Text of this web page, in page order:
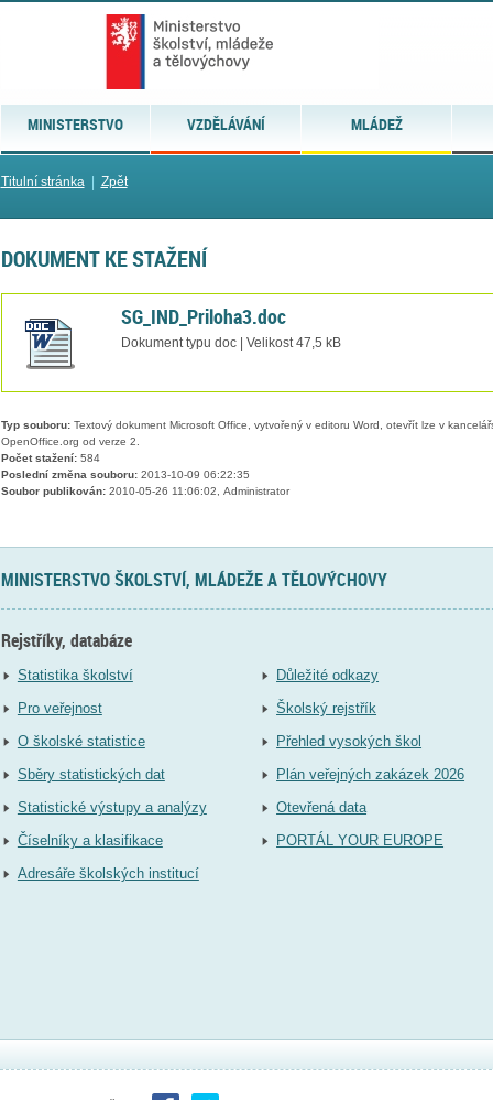
MINISTERSTVO VZDĚLÁVÁNÍ MLÁDEŽ
Titulní stránka| Zpět
DOKUMENT KE STAŽENÍ
SG_IND_Priloha3.doc
Dokument typu doc | Velikost 47,5 kB
Typ souboru:Textový dokument Microsoft Office, vytvořený v editoru Word, otevřít lze v
OpenOffice.org od verze 2.
Počet stažení:584
Poslední změna souboru:2013-10-09 06:22:35
Soubor publikován:2010-05-26 11:06:02, Administrator
MINISTERSTVO ŠKOLSTVÍ, MLÁDEŽE A TĚLOVÝCHOVY
Rejstříky, databáze
Statistika školství
Pro veřejnost
O školské statistice
Sběry statistických dat
Statistické výstupy a analýzy
Číselníky a klasifikace
Adresáře školských institucí
Důležité odkazy
Školský rejstřík
Přehled vysokých škol
Plán veřejných zakázek 2026
Otevřená data
PORTÁL YOUR EUROPE